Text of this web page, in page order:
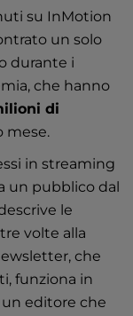
su InMotion
un solo
durante i
che hanno
di
mese.
in streaming
un pubblico dal
le
volte alla
che
funziona in
editore che